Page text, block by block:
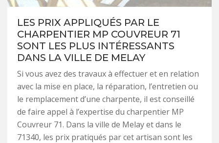
LES PRIX APPLIQUÉS PAR LE
CHARPENTIER MP COUVREUR 71
SONT LES PLUS INTÉRESSANTS
DANS LA VILLE DE MELAY
Si vous avez des travaux à effectuer et en relation
avec la mise en place, la réparation, l’entretien ou
le remplacement d’une charpente, il est conseillé
de faire appel à l’expertise du charpentier MP
Couvreur 71. Dans la ville de Melay et dans le
71340, les prix pratiqués par cet artisan sont les